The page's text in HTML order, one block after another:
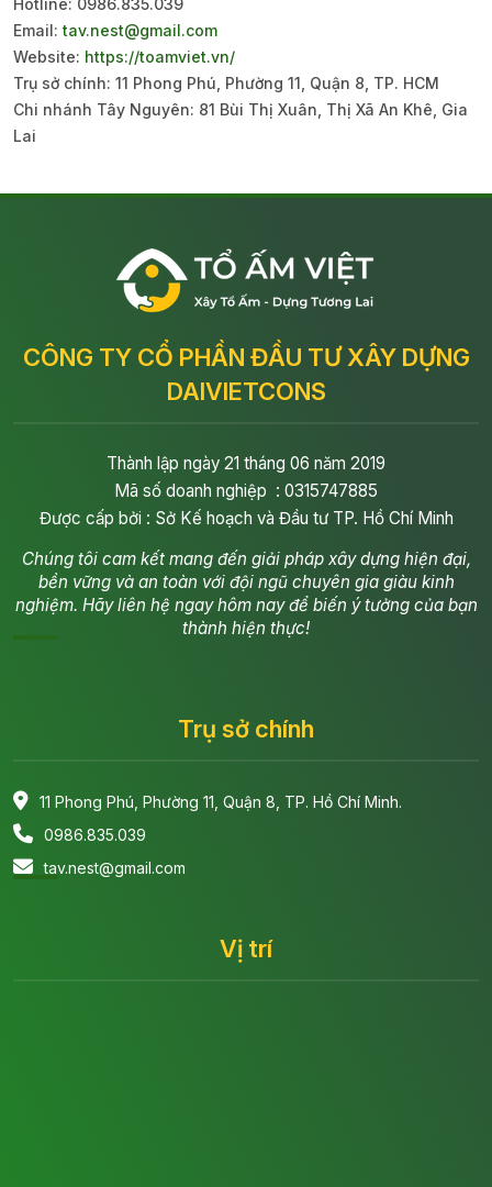
Hotline: 0986.835.039
Email:tav.nest@gmail.com
Website: https://toamviet.vn/
Trụ sở chính: 11 Phong Phú, Phường 11, Quận 8, TP. HCM
Chi nhánh Tây Nguyên: 81 Bùi Thị Xuân, Thị Xã An Khê, Gia
Lai
CÔNG TY CỔ PHẦN ĐẦU TƯ XÂY DỰNG
DAIVIETCONS
Thành lập ngày 21 tháng 06 năm 2019
Mã số doanh nghiệp : 0315747885
Được cấp bởi : Sở Kế hoạch và Đầu tư TP. Hồ Chí Minh
Chúng tôi cam kết mang đến giải pháp xây dựng hiện đại,
bền vững và an toàn với đội ngũ chuyên gia giàu kinh
nghiệm. Hãy liên hệ ngay hôm nay để biến ý tưởng của bạn
thành hiện thực!
Trụ sở chính
11 Phong Phú, Phường 11, Quận 8, TP. Hồ Chí Minh.
0986.835.039
tav.nest@gmail.com
Vị trí